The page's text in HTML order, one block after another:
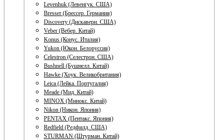
Levenhuk (Левенгук. США)
Bresser (Брессер. Германия)
Discovery (Дискавери. США)
Veber (Вебер. Китай)
Konus (Конус. Италия)
Yukon (Юкон. Белоруссия)
Celestron (Селестрон. США)
Bushnell (Бушнелл. Китай)
Hawke (Хоук. Великобритания)
Leica (Лейка. Португалия)
Meade (Мид. Китай)
MINOX (Минокс. Китай)
Nikon (Никон. Япония)
PENTAX (Пентакс. Япония)
Redfield (Редфилд. США)
STURMAN (Штурман. Китай)